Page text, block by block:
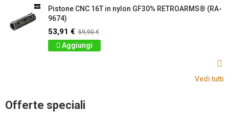
Pistone CNC 16T in nylon GF30% RETROARMS® (RA-
9674)
53,91 € 59,90 €
Aggiungi
Vedi tutti
Offerte speciali